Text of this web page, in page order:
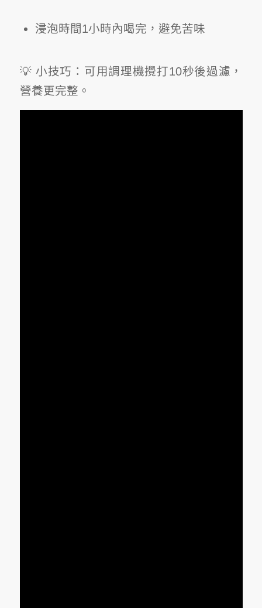
浸泡時間1小時內喝完，避免苦味
💡 小技巧：可用調理機攪打10秒後過濾，
營養更完整。